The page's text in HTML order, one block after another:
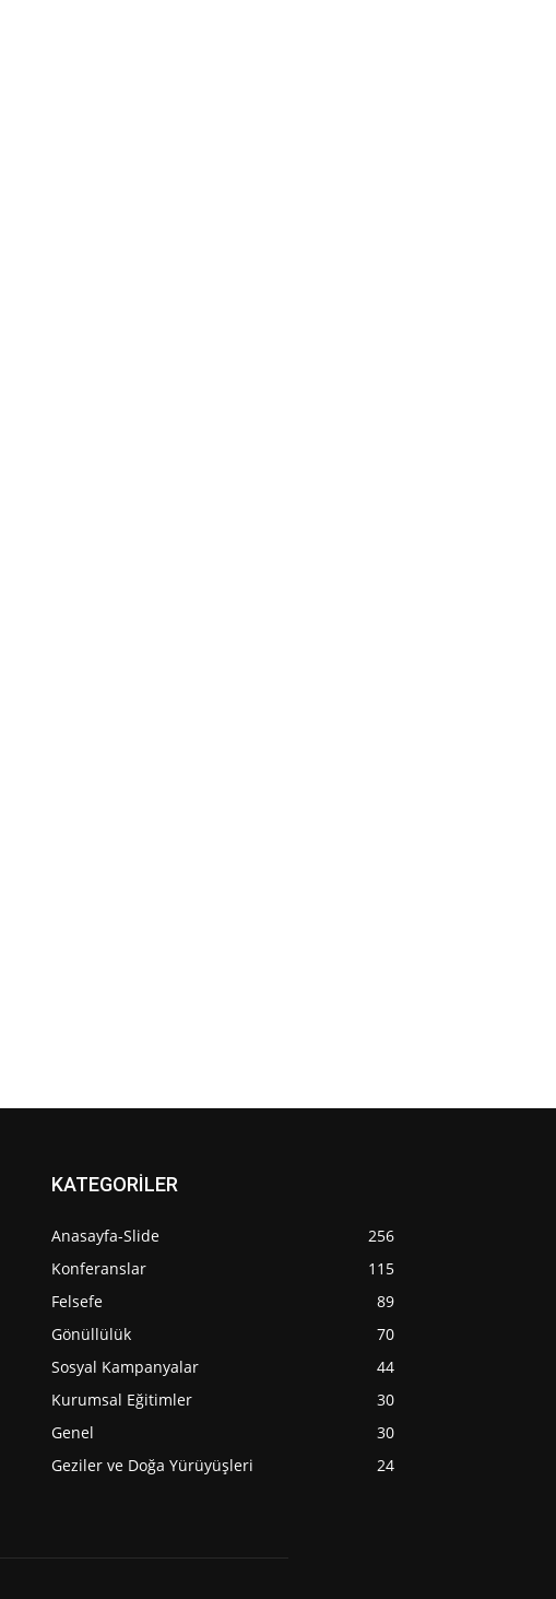
KATEGORİLER
Anasayfa-Slide
256
Konferanslar
115
Felsefe
89
Gönüllülük
70
Sosyal Kampanyalar
44
Kurumsal Eğitimler
30
Genel
30
Geziler ve Doğa Yürüyüşleri
24